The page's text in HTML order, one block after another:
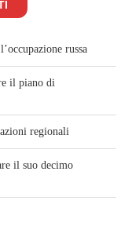
russa
il piano di
regionali
il suo decimo